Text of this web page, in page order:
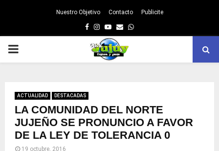
Nuestro Objetivo Contacto Publicite
Facebook
Instagram
Youtube
EmailWhatsapp
PRIMARY
ACTUALIDAD DESTACADAS
LA COMUNIDAD DEL NORTE
JUJEÑO SE PRONUNCIO A FAVOR
DE LA LEY DE TOLERANCIA 0
19 octubre, 2016